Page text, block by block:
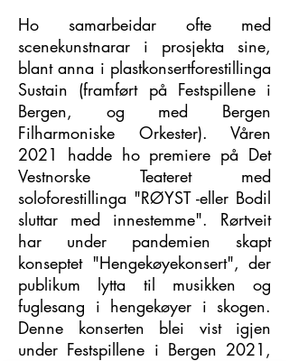
Ho samarbeidar ofte med
scenekunstnarar i prosjekta sine,
blant anna i plastkonsertforestillinga
Sustain (framført på Festspillene i
Bergen, og med Bergen
Filharmoniske Orkester). Våren
2021 hadde ho premiere på Det
Vestnorske Teateret med
soloforestillinga "RØYST -eller Bodil
sluttar med innestemme". Rørtveit
har under pandemien skapt
konseptet "Hengekøyekonsert", der
publikum lytta til musikken og
fuglesang i hengekøyer i skogen.
Denne konserten blei vist igjen
under Festspillene i Bergen 2021,